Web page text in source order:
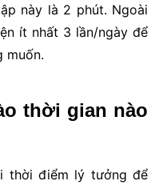
này là 2 phút. Ngoài
ít nhất 3 lần/ngày để
muốn.
thời gian nào
thời điểm lý tưởng để